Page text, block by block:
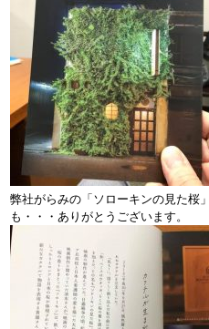
弊社がらみの「ソローキンの見た桜
も・・・ありがとうございます。